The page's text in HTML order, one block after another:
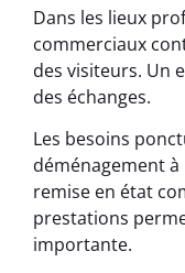
Dans les lieux
commerciaux
des visiteurs. Un
des échanges.
Les besoins
déménagement à
remise en état
prestations
importante.